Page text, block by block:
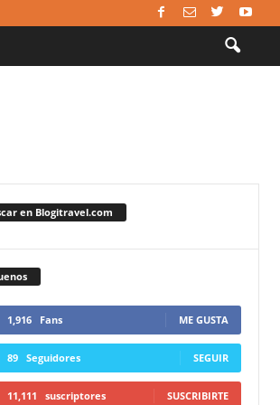
en Blogitravel.com
1,916 Fans ME GUSTA
89 Seguidores SEGUIR
11,111 suscriptores SUSCRIBIRTE